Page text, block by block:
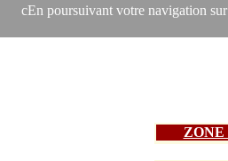
cEn poursuivant votre navigation sur